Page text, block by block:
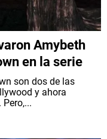
Amybeth
en la serie
son dos de las
y ahora